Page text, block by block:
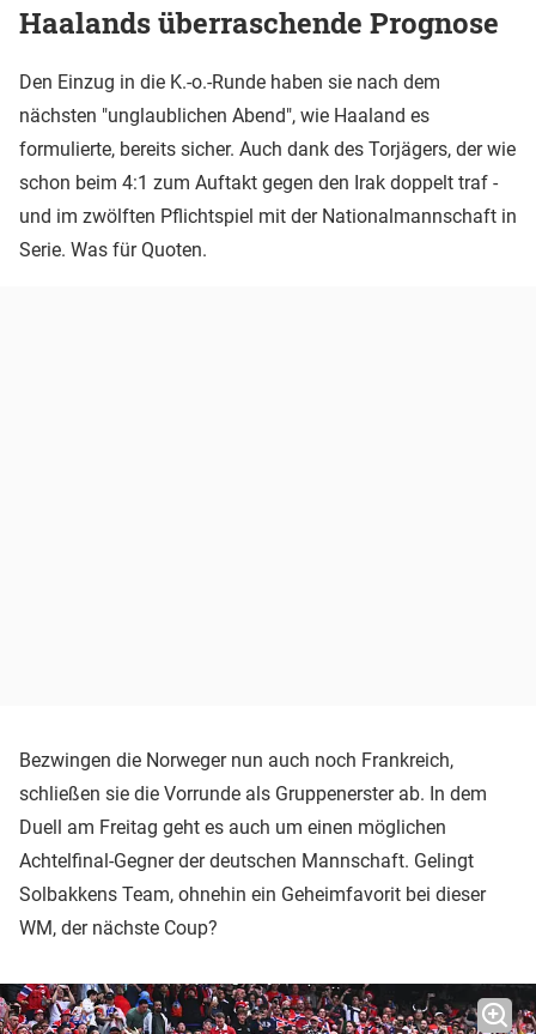
Haalands überraschende Prognose
Den Einzug in die K.-o.-Runde haben sie nach dem
nächsten "unglaublichen Abend", wie Haaland es
formulierte, bereits sicher. Auch dank des Torjägers, der wie
schon beim 4:1 zum Auftakt gegen den Irak doppelt traf -
und im zwölften Pflichtspiel mit der Nationalmannschaft in
Serie. Was für Quoten.
Bezwingen die Norweger nun auch noch Frankreich,
schließen sie die Vorrunde als Gruppenerster ab. In dem
Duell am Freitag geht es auch um einen möglichen
Achtelfinal-Gegner der deutschen Mannschaft. Gelingt
Solbakkens Team, ohnehin ein Geheimfavorit bei dieser
WM, der nächste Coup?